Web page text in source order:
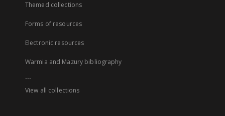
Themed collections
Forms of resources
Electronic resources
Warmia and Mazury bibliography
...
View all collections